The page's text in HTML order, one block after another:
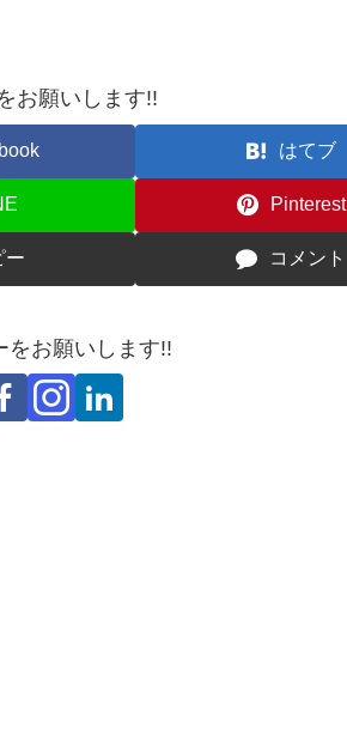
お願いします!!
はてブ
Pinterest
ー コメント
をお願いします!!